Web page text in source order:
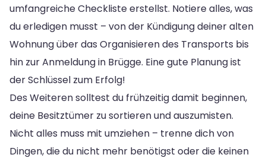
umfangreiche Checkliste erstellst. Notiere alles, was
du erledigen musst – von der Kündigung deiner alten
Wohnung über das Organisieren des Transports bis
hin zur Anmeldung in Brügge. Eine gute Planung ist
der Schlüssel zum Erfolg!
Des Weiteren solltest du frühzeitig damit beginnen,
deine Besitztümer zu sortieren und auszumisten.
Nicht alles muss mit umziehen – trenne dich von
Dingen, die du nicht mehr benötigst oder die keinen